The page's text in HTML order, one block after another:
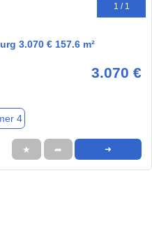
1 / 1
3.070 € 157.6 m²
3.070 €
4
★ ➦ ➜